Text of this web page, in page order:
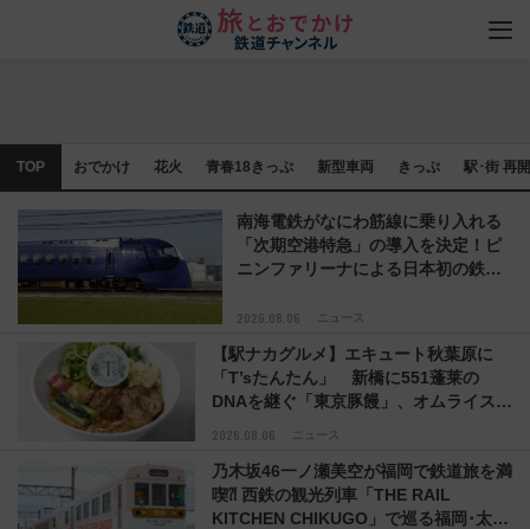
TOP おでかけ 花火 青春18きっぷ 新型車両 きっぷ 駅･街 再
2026.08.06 ニュース
南海電鉄がなにわ筋線に乗り入れる
「次期空港特急」の導入を決定！ピ
ニンファリーナによる日本初の鉄道
2026.08.06 ニュース
【駅ナカグルメ】エキュート秋葉原に
「T’sたんたん」 新橋に551蓬莱の
DNAを継ぐ「東京豚饅」、オムライス専
乃木坂46一ノ瀬美空が福岡で鉄道旅を満
喫⁈ 西鉄の観光列車「THE RAIL
KITCHEN CHIKUGO」で巡る福岡･太宰